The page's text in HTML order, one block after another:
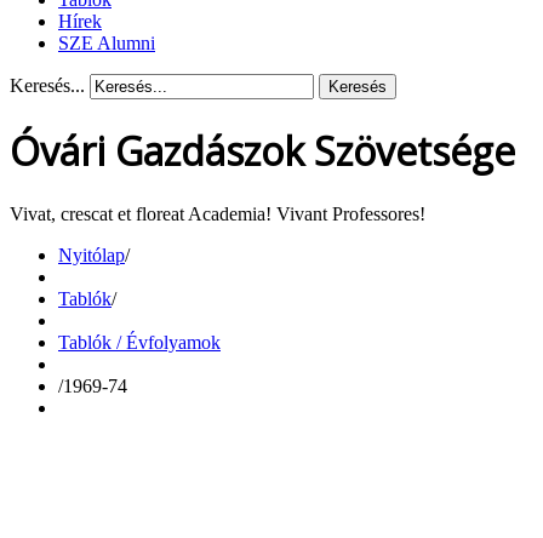
Hírek
SZE Alumni
Keresés... Keresés
Óvári Gazdászok Szövetsége
Vivat, crescat et floreat Academia! Vivant Professores!
Nyitólap/
Tablók/
Tablók / Évfolyamok
/1969-74